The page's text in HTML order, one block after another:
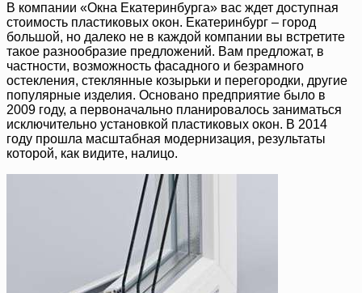
В компании «Окна Екатеринбурга» вас ждет доступная
стоимость пластиковых окон. Екатеринбург – город
большой, но далеко не в каждой компании вы встретите
такое разнообразие предложений. Вам предложат, в
частности, возможность фасадного и безрамного
остекления, стеклянные козырьки и перегородки, другие
популярные изделия. Основано предприятие было в
2009 году, а первоначально планировалось заниматься
исключительно установкой пластиковых окон. В 2014
году прошла масштабная модернизация, результаты
которой, как видите, налицо.